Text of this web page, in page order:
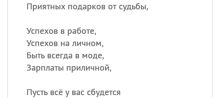
Приятных подарков от судьбы,
Успехов в работе,
Успехов на личном,
Быть всегда в моде,
Зарплаты приличной,
Пусть всё у вас сбудется